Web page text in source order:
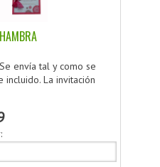
envía tal y como se
incluido. La invitación